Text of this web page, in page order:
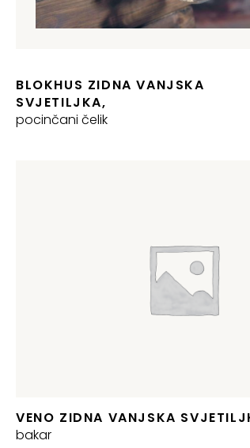
BLOKHUS ZIDNA VANJSKA
SVJETILJKA,
pocinčani čelik
VENO ZIDNA VANJSKA
bakar